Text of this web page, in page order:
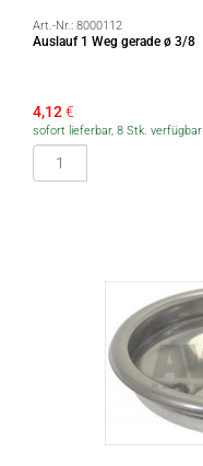
Art.-Nr.: 8000112
Auslauf 1 Weg gerade ø 3/8
4,12€
sofort lieferbar, 8 Stk. verfügbar